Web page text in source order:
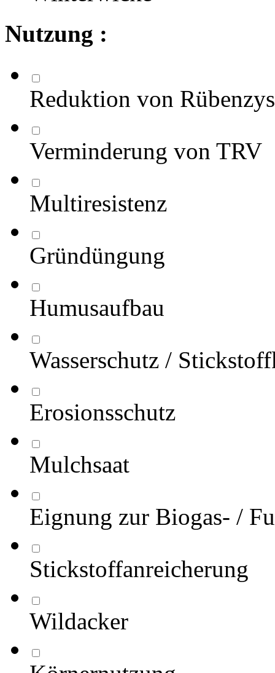
Nutzung :
Reduktion von
Verminderung von TRV
Multiresistenz
Gründüngung
Humusaufbau
Wasserschutz /
Erosionsschutz
Mulchsaat
Eignung zur Biogas- /
Stickstoffanreicherung
Wildacker